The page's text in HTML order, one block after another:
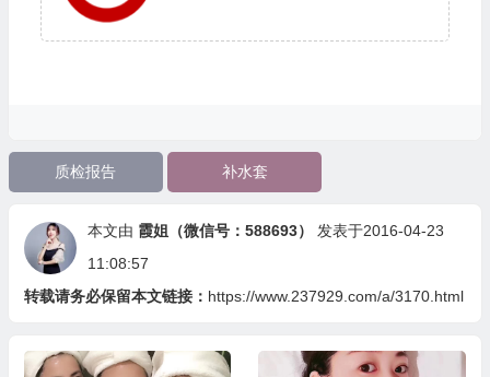
质检报告 补水套
本文由 霞姐（微信号：588693）
发表于2016-04-23
11:08:57
转载请务必保留本文链接： https://www.237929.com/a/3170.html